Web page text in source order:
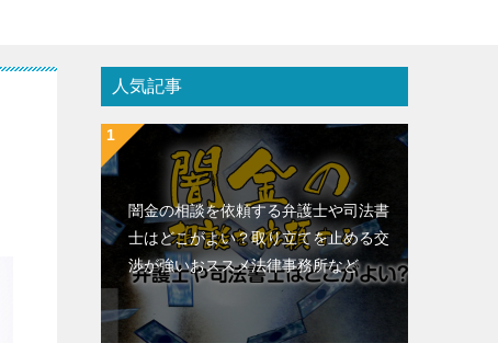
人気記事
闇金の相談を依頼する弁護士や司法書
士はどこがよい？取り立てを止める交
渉が強いおススメ法律事務所など